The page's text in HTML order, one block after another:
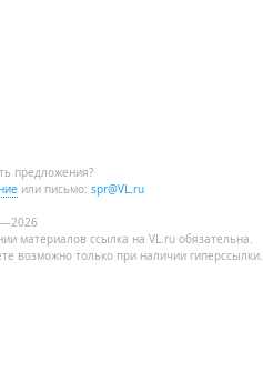
предложения?
или письмо: spr@VL.ru
материалов ссылка на VL.ru обязательна.
возможно только при наличии гиперссылки.